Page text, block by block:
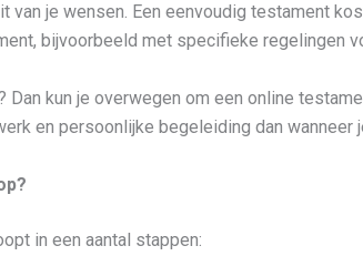
van je wensen. Een eenvoudig testament
bijvoorbeeld met specifieke regelingen
Dan kun je overwegen om een online
en persoonlijke begeleiding dan wanneer
in een aantal stappen: